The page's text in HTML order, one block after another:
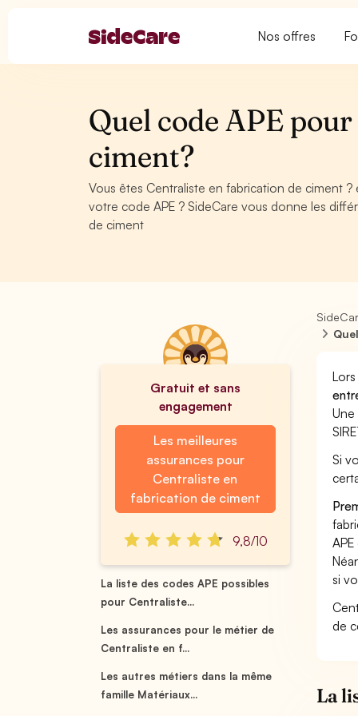
Nos offres
Quel code APE
ciment?
Vous êtes Centraliste en fabrication de ciment
votre code APE ? SideCare vous donne les
de ciment
Gratuit et sans
engagement
Les meilleures
assurances pour
Centraliste en
fabrication de ciment
9,8/10
La liste des codes APE possibles
pour Centraliste...
Les assurances pour le métier de
Centraliste en f...
Les autres métiers dans la même
famille Matériaux...
Une
Si
si
de
La